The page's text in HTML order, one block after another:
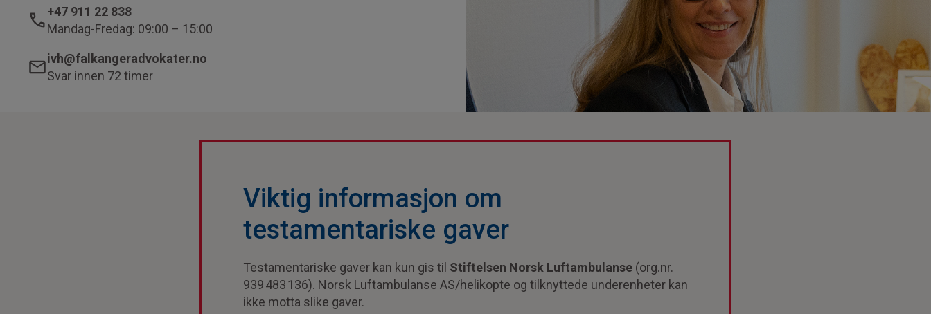
+47 911 22 838
Mandag-Fredag: 09:00 – 15:00
ivh@falkangeradvokater.no
Svar innen 72 timer
Viktig informasjon om
testamentariske gaver
Testamentariske gaver kan kun gis til Stiftelsen Norsk Luftambulanse (org.nr.
939 483 136). Norsk Luftambulanse AS/helikopte og tilknyttede underenheter kan
ikke motta slike gaver.